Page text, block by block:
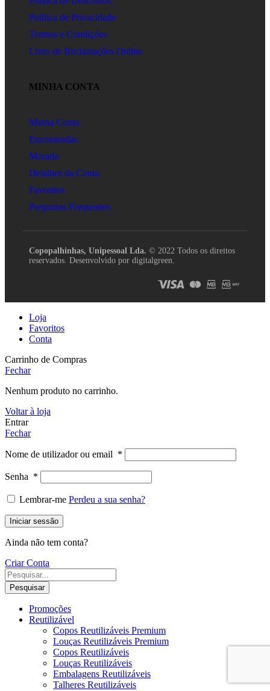
Política de Privacidade
Termos e Condições
Livro de Reclamações Online
MINHA CONTA
Minha Conta
Encomendas
Morada
Detalhes da Conta
Favoritos
Perguntas Frequentes
Copopalhinhas, Unipessoal Lda. © 2022 Todos os direitos
reservados. Desenvolvido por digitalgreen.
Loja
Favoritos
Conta
Carrinho de Compras
Fechar
Nenhum produto no carrinho.
Voltar à loja
Entrar
Fechar
Nome de utilizador ou email *
Senha *
Lembrar-me Perdeu a sua senha?
Iniciar sessão
Ainda não tem conta?
Criar Conta
Pesquisar
Promoções
Reutilizável
Copos Reutilizáveis Premium
Louças Reutilizáveis Premium
Copos Reutilizáveis
Louças Reutilizáveis
Embalagens Reutilizáveis
Talheres Reutilizáveis